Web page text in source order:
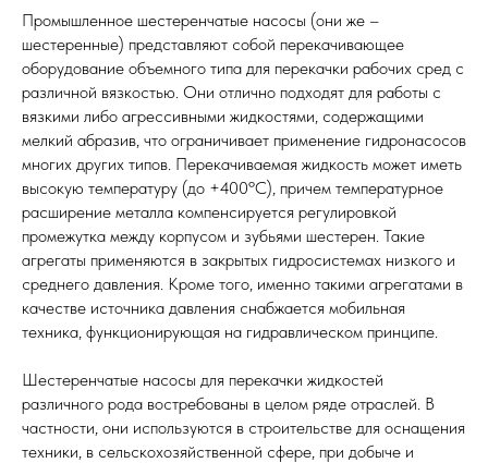
Промышленное шестеренчатые насосы (они же –
шестеренные) представляют собой перекачивающее
оборудование объемного типа для перекачки рабочих сред с
различной вязкостью. Они отлично подходят для работы с
вязкими либо агрессивными жидкостями, содержащими
мелкий абразив, что ограничивает применение гидронасосов
многих других типов. Перекачиваемая жидкость может иметь
высокую температуру (до +400ºС), причем температурное
расширение металла компенсируется регулировкой
промежутка между корпусом и зубьями шестерен. Такие
агрегаты применяются в закрытых гидросистемах низкого и
среднего давления. Кроме того, именно такими агрегатами в
качестве источника давления снабжается мобильная
техника, функционирующая на гидравлическом принципе.
Шестеренчатые насосы для перекачки жидкостей
различного рода востребованы в целом ряде отраслей. В
частности, они используются в строительстве для оснащения
техники, в сельскохозяйственной сфере, при добыче и